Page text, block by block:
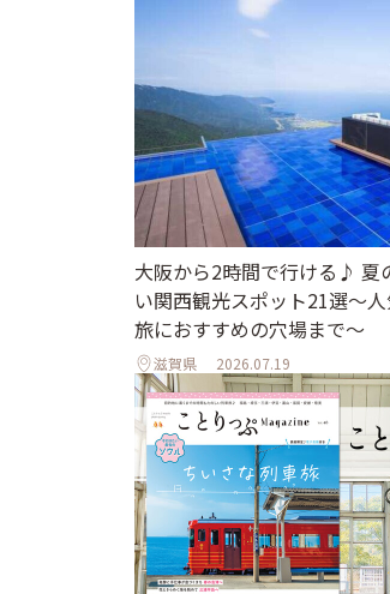
大阪から2時間で行ける♪ 夏
い関西観光スポット21選～
旅におすすめの穴場まで～
滋賀県 2026.07.19